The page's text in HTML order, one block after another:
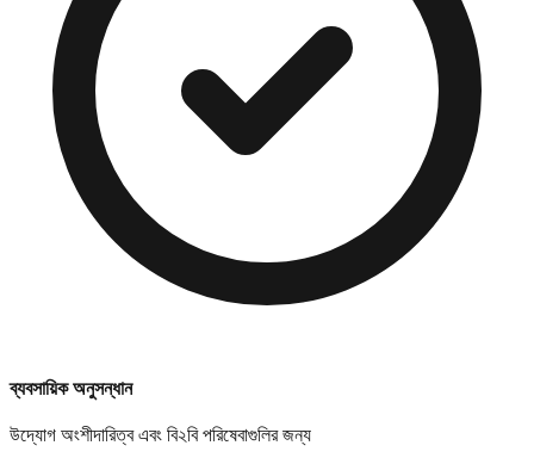
ব্যবসায়িক অনুসন্ধান
উদ্যোগ অংশীদারিত্ব এবং বি২বি পরিষেবাগুলির জন্য